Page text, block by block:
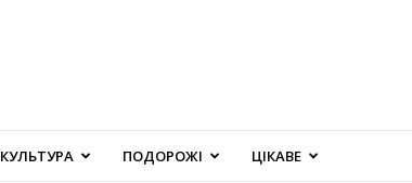
КУЛЬТУРА ПОДОРОЖІ ЦІКАВЕ